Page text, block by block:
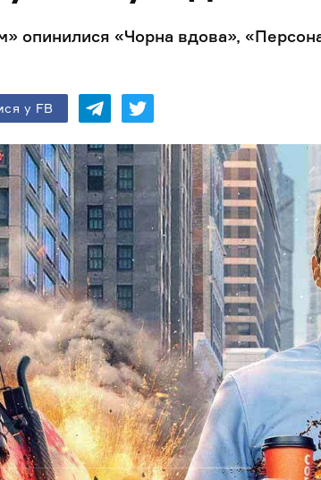
опинилися «Чорна вдова»,
у FB